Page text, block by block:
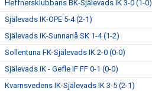
Heffnersklubbans BK-Själevads IK 3-0 (1-0)
Själevads IK-OPE 5-4 (2-1)
Själevads IK-Sunnanå SK 1-4 (1-2)
Sollentuna FK-Själevads IK 2-0 (0-0)
Själevads IK - Gefle IF FF 0-1 (0-0)
Kvarnsvedens IK-Själevads IK 3-5 (2-1)